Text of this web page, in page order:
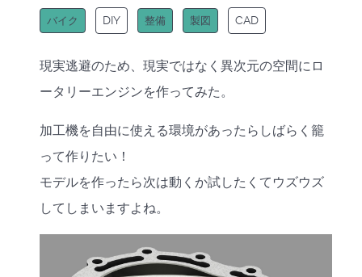
バイク DIY 整備 製図 CAD
現実逃避のため、現実ではなく異次元の空間にロ
ータリーエンジンを作ってみた。
加工機を自由に使える環境があったらしばらく籠
って作りたい！
モデルを作ったら次は動くか試したくてウズウズ
してしまいますよね。